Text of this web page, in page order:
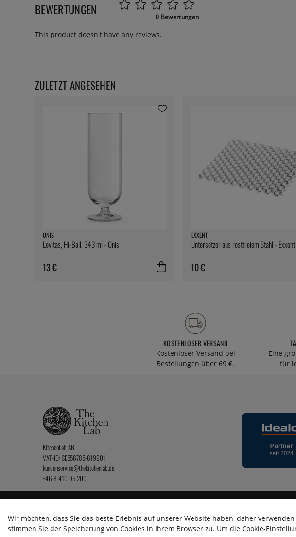
BEWERTUNGEN 0 Bewertungen
This product doesn't have any reviews.
ZULETZT ANGESEHEN
ONIS
Levitas, Hi-Ball, 343 ml - Onis
13 €
EXXENT
Untersetzer aus rostfreiem Stahl - Exxent
10 €
KOSTENLOSER VERSAND
Kostenloser Versand bei
Bestellungen über 69 €.
Eine
für
KitchenLab AB
VAT-ID: SE556785-619901
kundenservice@thekitchenlab.de
+46 8 410 95 200
2026 KitchenLab AB
Wir möchten, dass Sie das beste Erlebnis auf unserer Website haben, daher
stimmen Sie der Speicherung von Cookies in Ihrem Browser zu. Um die Cookie-